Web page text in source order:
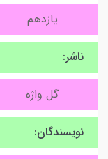
یازدهم
ناشر:
گل واژه
نویسندگان: